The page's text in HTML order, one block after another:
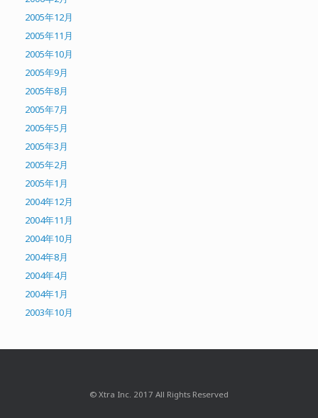
2005年12月
2005年11月
2005年10月
2005年9月
2005年8月
2005年7月
2005年5月
2005年3月
2005年2月
2005年1月
2004年12月
2004年11月
2004年10月
2004年8月
2004年4月
2004年1月
2003年10月
© Xtra Inc. 2017 All Rights Reserved